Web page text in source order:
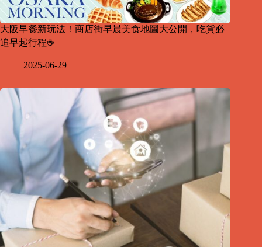
大阪早餐新玩法！商店街早晨美食地圖大公開，吃貨必
追早起行程☕
2025-06-29